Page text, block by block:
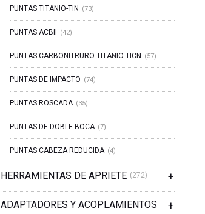
PUNTAS TITANIO-TIN (73)
PUNTAS ACBII (42)
PUNTAS CARBONITRURO TITANIO-TICN (57)
PUNTAS DE IMPACTO (74)
PUNTAS ROSCADA (35)
PUNTAS DE DOBLE BOCA (7)
PUNTAS CABEZA REDUCIDA (4)
HERRAMIENTAS DE APRIETE (272)
ADAPTADORES Y ACOPLAMIENTOS